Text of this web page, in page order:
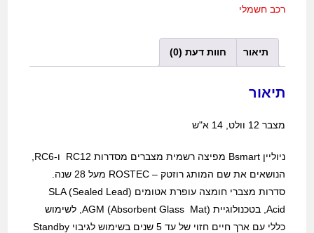
רכב חשמלי
תיאור חוות דעת (0)
תיאור
מצבר 12 וולט, 14 א"ש
הנושאים את שם המותג רוזטק – ROSTEC מעל 28 שנה.
סדרות מצברי חומצה עופרת אטומים (SLA (Sealed Lead
Acid, בטכנולוגיית (AGM (Absorbent Glass Mat, לשימוש
כללי עם ארך חיים חזוי של עד 5 שנים בשימוש לגיבוי Standby